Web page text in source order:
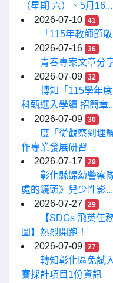
（星期 六）、5月16...
2026-07-10
41
「115年教師節
2026-07-16
36
青春專案文章分
2026-07-09
32
轉知「115學年
科甄選入學續 招簡章
2026-07-09
30
度「從觀察到理
作專業發展研習
2026-07-17
29
彰化縣婦幼警察
處的鏡頭》兒少性影...
2026-07-27
29
【SDGs 飛英任
圖】熱烈開跑！
2026-07-09
27
轉知彰化區免試
賽採計項目1份資訊